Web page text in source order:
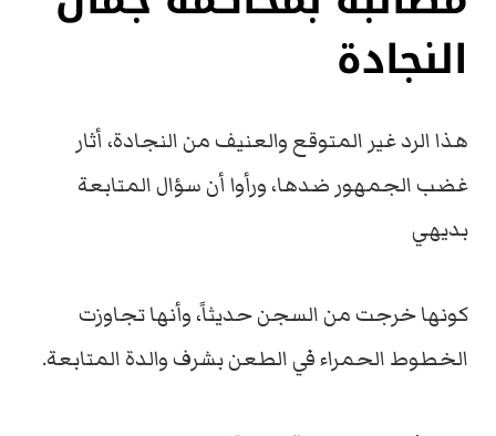
النجادة
هذا الرد غير المتوقع والعنيف من النجادة، أثار
غضب الجمهور ضدها، ورأوا أن سؤال المتابعة
بديهي
كونها خرجت من السجن حديثاً، وأنها تجاوزت
الخطوط الحمراء في الطعن بشرف والدة المتابعة.